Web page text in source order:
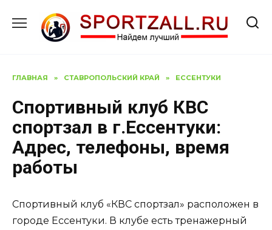
содержанию
ГЛАВНАЯ » СТАВРОПОЛЬСКИЙ КРАЙ » ЕССЕНТУКИ
Спортивный клуб КВС
спортзал в г.Ессентуки:
Адрес, телефоны, время
работы
Спортивный клуб «КВС спортзал» расположен в
городе Ессентуки. В клубе есть тренажерный